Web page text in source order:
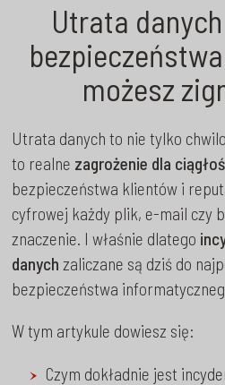
Utrata
możesz
Utrata danych to nie tylko
to realne zagrożenie dla
bezpieczeństwa klientów i
cyfrowej każdy plik, e-mail czy
znaczenie. I właśnie dlatego
danych zaliczane są dziś do
bezpieczeństwa
W tym artykule dowiesz się:
Czym dokładnie jest